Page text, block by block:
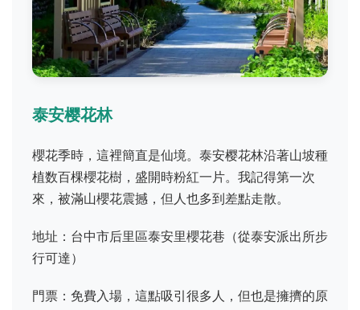
泰安樱花林
櫻花季時，這裡簡直是仙境。泰安樱花林沿著山坡種
植数百棵櫻花樹，盛開時粉紅一片。我記得第一次
來，被滿山櫻花震撼，但人也多到差點走散。
地址：台中市后里區泰安里櫻花巷（從泰安派出所步
行可達）
門票：免費入場，這點吸引很多人，但也是擁擠的原